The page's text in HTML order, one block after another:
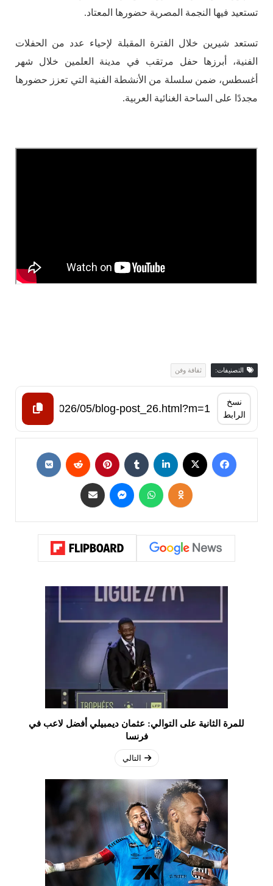
تستعيد فيها النجمة المصرية حضورها المعتاد.
تستعد شيرين خلال الفترة المقبلة لإحياء عدد من الحفلات
الفنية، أبرزها حفل مرتقب في مدينة العلمين خلال شهر
أغسطس، ضمن سلسلة من الأنشطة الفنية التي تعزز حضورها
مجددًا على الساحة الغنائية العربية.
التصنيفات: ثقافة وفن
نسخ
الرابط
للمرة الثانية على التوالي: عثمان ديمبيلي أفضل لاعب في
فرنسا
التالي